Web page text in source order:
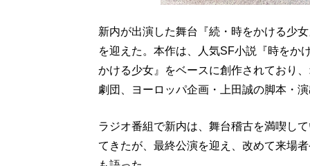
新内が出演した舞台『続・時をかける少
を迎えた。本作は、人気SF小説『時をか
かける少女』をベースに創作されており
劇団、ヨーロッパ企画・上田誠の脚本・
ラジオ番組で新内は、舞台稽古を満喫し
てきたが、最終公演を迎え、改めて来場